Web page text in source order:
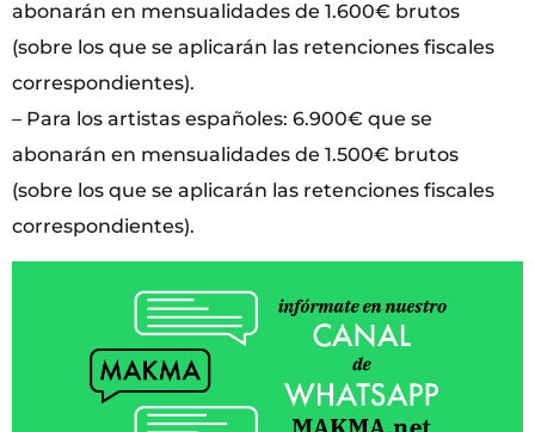
abonarán en mensualidades de 1.600€ brutos
(sobre los que se aplicarán las retenciones fiscales
correspondientes).
– Para los artistas españoles: 6.900€ que se
abonarán en mensualidades de 1.500€ brutos
(sobre los que se aplicarán las retenciones fiscales
correspondientes).